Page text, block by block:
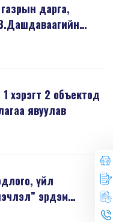
дарга,
хэрэгт 2 объектод
явуулав
үйл
эрдэм